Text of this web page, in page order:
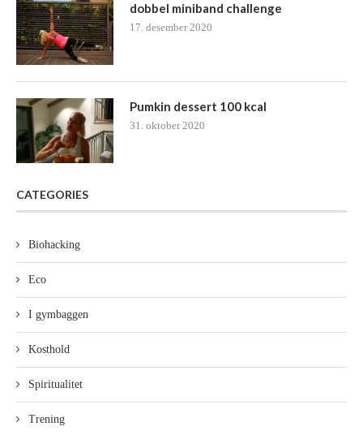
dobbel miniband challenge
17. desember 2020
Pumkin dessert 100 kcal
31. oktober 2020
CATEGORIES
Biohacking
Eco
I gymbaggen
Kosthold
Spiritualitet
Trening